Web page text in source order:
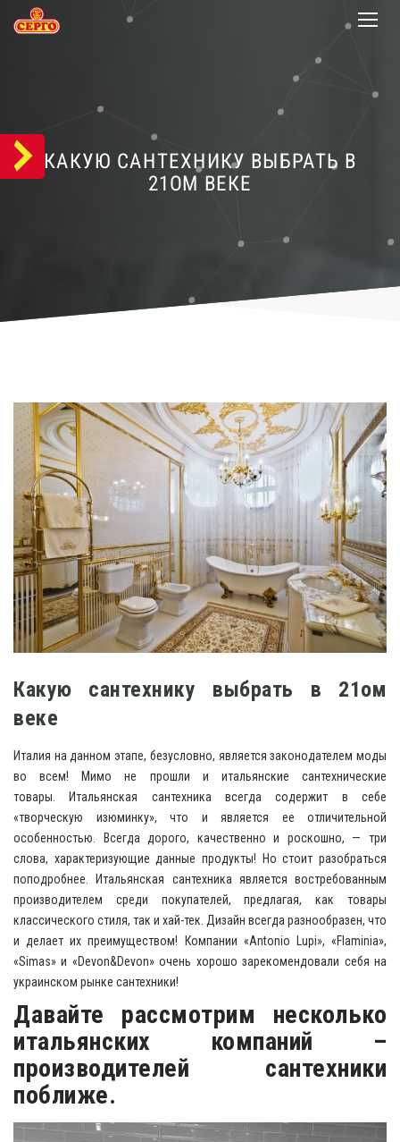
КАКУЮ САНТЕХНИКУ ВЫБРАТЬ В
21ОМ ВЕКЕ
Какую сантехнику выбрать в 21ом
веке
Италия на данном этапе, безусловно, является законодателем моды
во всем! Мимо не прошли и итальянские сантехнические
товары. Итальянская сантехника всегда содержит в себе
«творческую изюминку», что и является ее отличительной
особенностью. Всегда дорого, качественно и роскошно, — три
слова, характеризующие данные продукты! Но стоит разобраться
поподробнее. Итальянская сантехника является востребованным
производителем среди покупателей, предлагая, как товары
классического стиля, так и хай-тек. Дизайн всегда разнообразен, что
и делает их преимуществом! Компании «Antonio Lupi», «Flaminia»,
«Simas» и «Devon&Devon» очень хорошо зарекомендовали себя на
украинском рынке сантехники!
Давайте рассмотрим несколько
итальянских компаний –
производителей сантехники
поближе.